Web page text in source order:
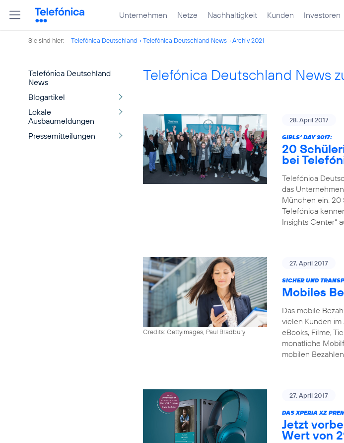
Unternehmen Netze Nachhaltigkeit Kunden Investoren
Sie sind hier: Telefónica Deutschland Telefónica Deutschland News Archiv 2021
Telefónica Deutschland
News
Blogartikel
Lokale
Ausbaumeldungen
Pressemitteilungen
Telefónica Deutschland News
28. April 2017
GIRLS‘ DAY 2017:
20
bei
Telefónica
das
München ein. 20
Telefónica
Insights Center“
Credits: Gettyimages, Paul Bradbury
27. April 2017
SICHER UND
Mobiles
Das mobile
vielen Kunden
eBooks, Filme,
monatliche
mobilen
27. April 2017
DAS XPERIA XZ
Jetzt
Wert von